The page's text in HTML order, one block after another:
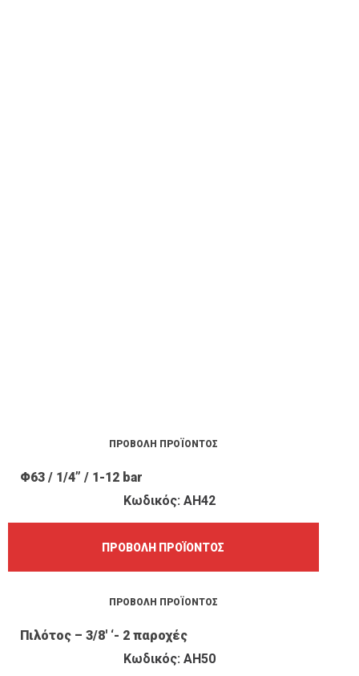
Φ63 / 1/4” / 1-12 bar
ΠΡΟΒΟΛΉ ΠΡΟΪΌΝΤΟΣ
Κωδικός: AH42
ΠΡΟΒΟΛΉ ΠΡΟΪΌΝΤΟΣ
Πιλότος – 3/8′ ‘- 2 παροχές
ΠΡΟΒΟΛΉ ΠΡΟΪΌΝΤΟΣ
Κωδικός: AH50